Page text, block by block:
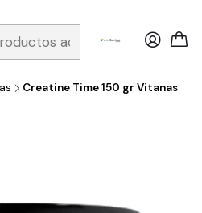
/ Envios a todo el país y
Creatine Time 150 gr Vitanas